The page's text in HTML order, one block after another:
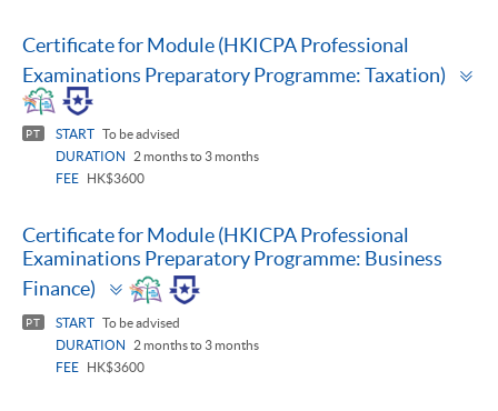
Certificate for Module (HKICPA Professional
Examinations Preparatory Programme: Taxation)
PT START To be advised
DURATION
2 months to 3 months
FEE
HK$3600
Certificate for Module (HKICPA Professional
Examinations Preparatory Programme: Business
Finance)
Toggle
panel
PT START To be advised
DURATION
2 months to 3 months
FEE
HK$3600